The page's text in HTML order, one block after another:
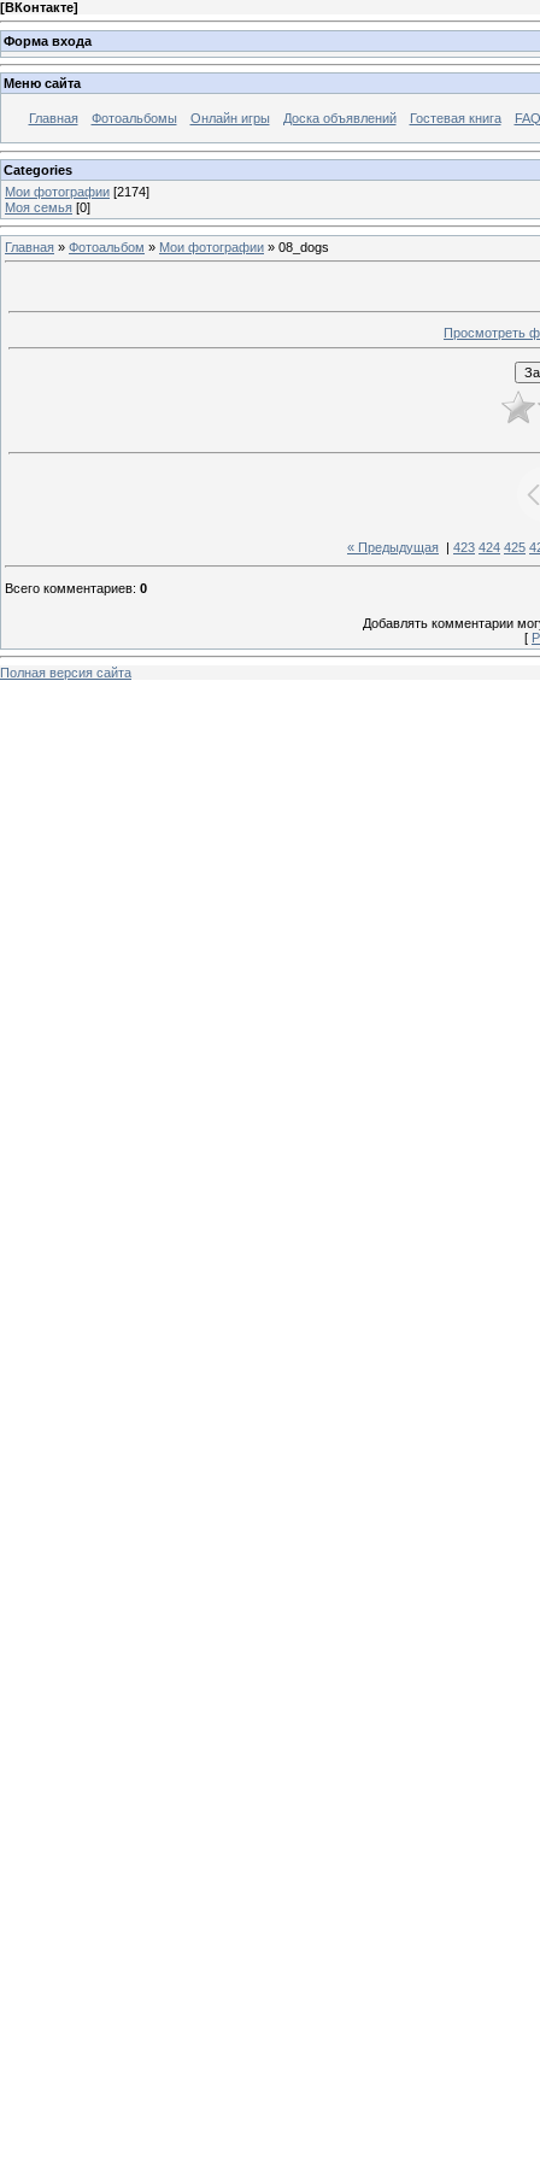
[ВКонтакте]
Форма входа
Меню сайта
Главная Фотоальбомы Онлайн игры Доска объявлений Гостевая книга
Categories
Мои фотографии [2174]
Моя семья [0]
Главная » Фотоальбом » Мои фотографии » 08_dogs
Просмотреть
« Предыдущая 423 424 425
Всего комментариев: 0
Добавлять комментарии
[
Полная версия сайта